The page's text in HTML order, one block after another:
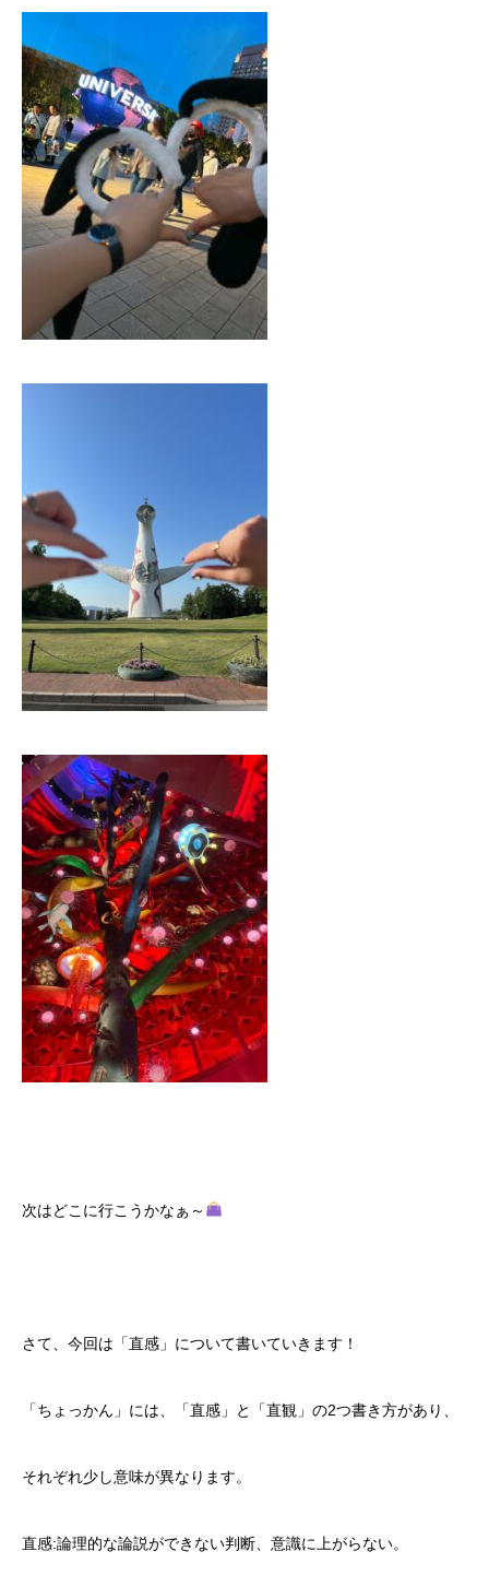
次はどこに行こうかなぁ～
さて、今回は「直感」について書いていきます！
「ちょっかん」には、「直感」と「直観」の2つ書き方があり、
それぞれ少し意味が異なります。
直感:論理的な論説ができない判断、意識に上がらない。